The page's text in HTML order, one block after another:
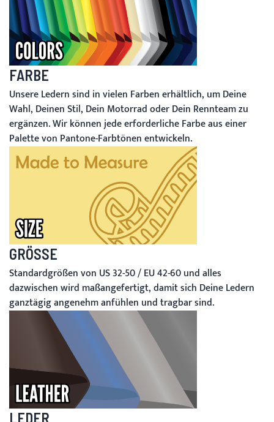
FARBE
Unsere Ledern sind in vielen Farben erhältlich, um Deine
Wahl, Deinen Stil, Dein Motorrad oder Dein Rennteam zu
ergänzen. Wir können jede erforderliche Farbe aus einer
Palette von Pantone-Farbtönen entwickeln.
GRÖSSE
Standardgrößen von US 32-50 / EU 42-60 und alles
dazwischen wird maßangefertigt, damit sich Deine Ledern
ganztägig angenehm anfühlen und tragbar sind.
LEDER